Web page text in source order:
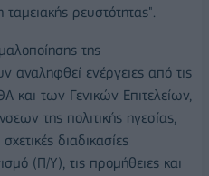
ταμειακής ρευστότητας".
της
αναληφθεί ενέργειες από τις
και των Γενικών Επιτελείων,
της πολιτικής ηγεσίας,
διαδικασίες
(Π/Υ), τις προμήθειες και